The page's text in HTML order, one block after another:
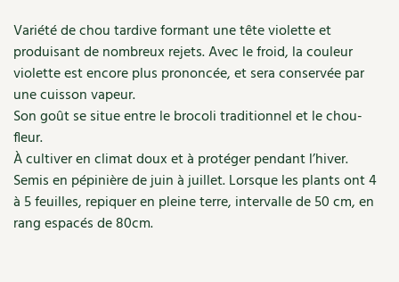
Cuisine saine
Manger bio
Cures, régimes
Dessert, Boulangerie
Techniques, conservation, organisation
Le magazineLes 4 saisons
Stages
Cartes cadeau
Séjourner en Trièves
Nous contacter
Outils et ustensiles du jardin
Biodiversité
Petit élevage
Cuisine saine
Forums
Jardin bio
Cuisine saine
Soins naturels
Jardin'enVie
Variété de chou tardive formant une tête violette et
produisant de nombreux rejets. Avec le froid, la couleur
violette est encore plus prononcée, et sera conservée par
une cuisson vapeur.
Son goût se situe entre le brocoli traditionnel et le chou-
fleur.
À cultiver en climat doux et à protéger pendant l’hiver.
Semis en pépinière de juin à juillet. Lorsque les plants ont 4
à 5 feuilles, repiquer en pleine terre, intervalle de 50 cm, en
rang espacés de 80cm.